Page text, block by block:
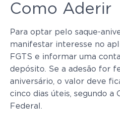
Como Aderir
Para optar pelo saque-
manifestar interesse no
FGTS e informar uma
depósito. Se a adesão for
aniversário, o valor deve
cinco dias úteis, segundo a
Federal.